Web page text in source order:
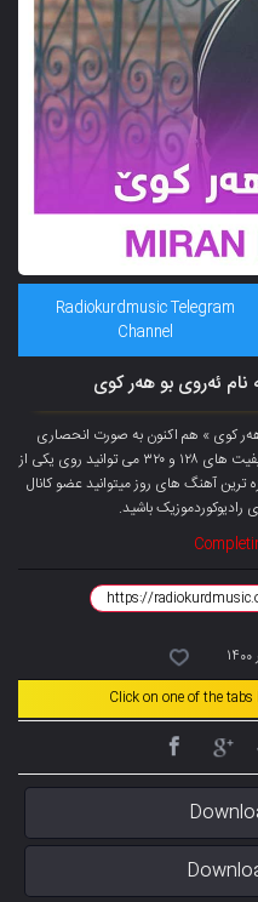
Radiokurdmusic Telegram
Channel
نام ئەروی بو هەر کوی
کوی » هم اکنون به صورت انحصاری
پخش شد، جهت دانلود و شنیدن این آهنگ با کیفیت های ۱۲۸ و ۳۲۰ می توانید روی یکی از
ترین آهنگ های روز میتوانیدعضو کانال
رادیوکوردموزیک باشید.
Click on one of the